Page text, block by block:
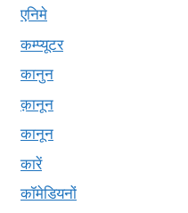
एनिमे
कम्प्यूटर
कानुन
क़ानून
कानून
कारें
कॉमेडियनों